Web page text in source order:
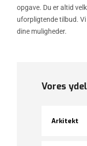
Vores
Arkitekt
opgave. Du er altid
uforpligtende tilbud.
dine muligheder.